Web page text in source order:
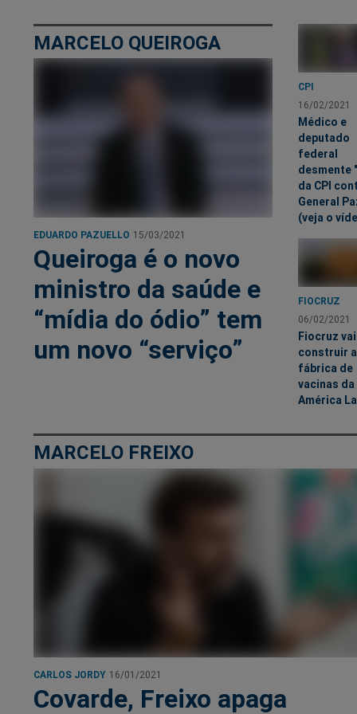
MARCELO QUEIROGA
EDUARDO PAZUELLO 15/03/2021
Queiroga é o novo
ministro da saúde e
“mídia do ódio” tem
um novo “serviço”
CPI
16/02/2021
Médico e
deputado
federal
desmente
da CPI
General
(veja o
FIOCRUZ
06/02/2021
Fiocruz vai
construir
fábrica de
vacinas da
América
MARCELO FREIXO
CARLOS JORDY 16/01/2021
Covarde, Freixo apaga